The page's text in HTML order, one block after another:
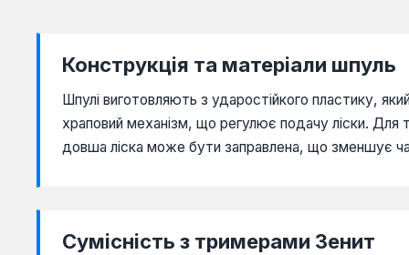
Конструкція та матеріали шпуль
Шпулі виготовляють з ударостійкого пластику,
храповий механізм, що регулює подачу ліски. Для
довша ліска може бути заправлена, що зменшує
Сумісність з тримерами Зенит